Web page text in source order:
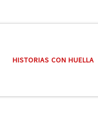
HISTORIAS CON HUELLA